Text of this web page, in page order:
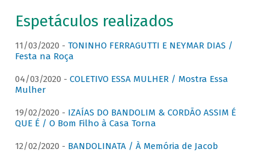
Espetáculos realizados
11/03/2020 - TONINHO FERRAGUTTI E NEYMAR DIAS /
Festa na Roça
04/03/2020 - COLETIVO ESSA MULHER / Mostra Essa
Mulher
19/02/2020 - IZAÍAS DO BANDOLIM & CORDÃO ASSIM É
QUE É / O Bom Filho à Casa Torna
12/02/2020 - BANDOLINATA / À Memória de Jacob